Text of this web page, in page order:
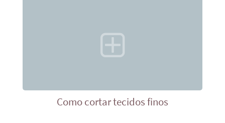
Como cortar tecidos finos